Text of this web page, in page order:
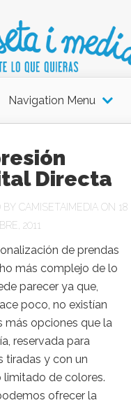
Navigation Menu
Directa
BY CAMISETAIMEDIA ON 18
2011
de prendas
más complejo de lo
parecer ya que,
poco, no existían
más opciones que la
reservada para
tiradas y con un
limitado de colores.
ofrecer la